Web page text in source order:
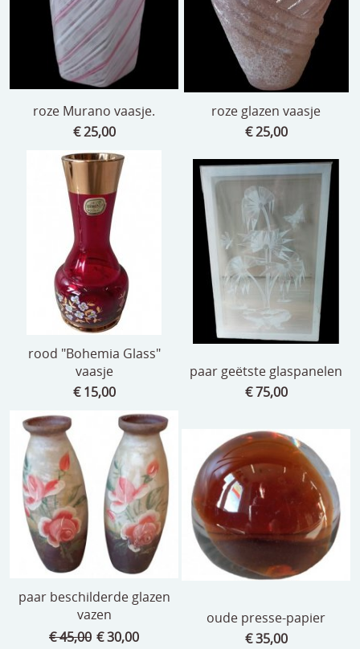
roze Murano vaasje.
€ 25,00
roze glazen vaasje
€ 25,00
rood "Bohemia Glass"
vaasje
€ 15,00
paar geëtste glaspanelen
€ 75,00
paar beschilderde glazen
vazen
€ 45,00 € 30,00
oude presse-papier
€ 35,00